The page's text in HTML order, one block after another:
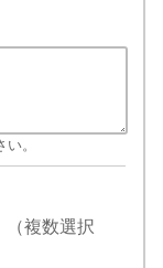
。
（複数選択